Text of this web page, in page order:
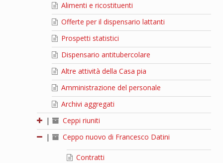
Alimenti e ricostituenti
Offerte per il dispensario lattanti
Prospetti statistici
Dispensario antitubercolare
Altre attività della Casa pia
Amministrazione del personale
Archivi aggregati
|
Ceppi riuniti
|
Ceppo nuovo di Francesco Datini
Contratti